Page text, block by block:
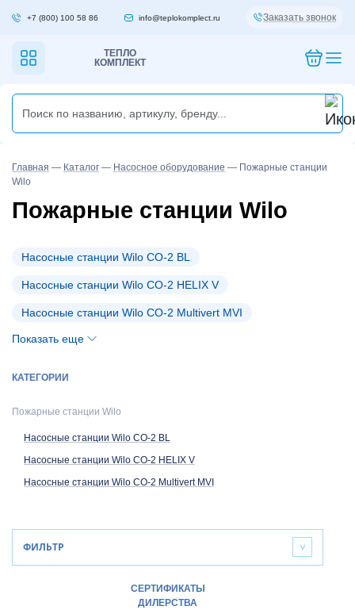
+7 (800) 100 58 86 info@teplokomplect.ru Заказать звонок
ТЕПЛО
КОМПЛЕКТ
Главная — Каталог — Насосное оборудование — Пожарные станции
Wilo
Пожарные станции Wilo
Насосные станции Wilo CO-2 BL
Насосные станции Wilo CO-2 HELIX V
Насосные станции Wilo CO-2 Multivert MVI
Показать еще
КАТЕГОРИИ
Пожарные станции Wilo
Насосные станции Wilo CO-2 BL
Насосные станции Wilo CO-2 HELIX V
Насосные станции Wilo CO-2 Multivert MVI
ФИЛЬТР >
СЕРТИФИКАТЫ
ДИЛЕРСТВА